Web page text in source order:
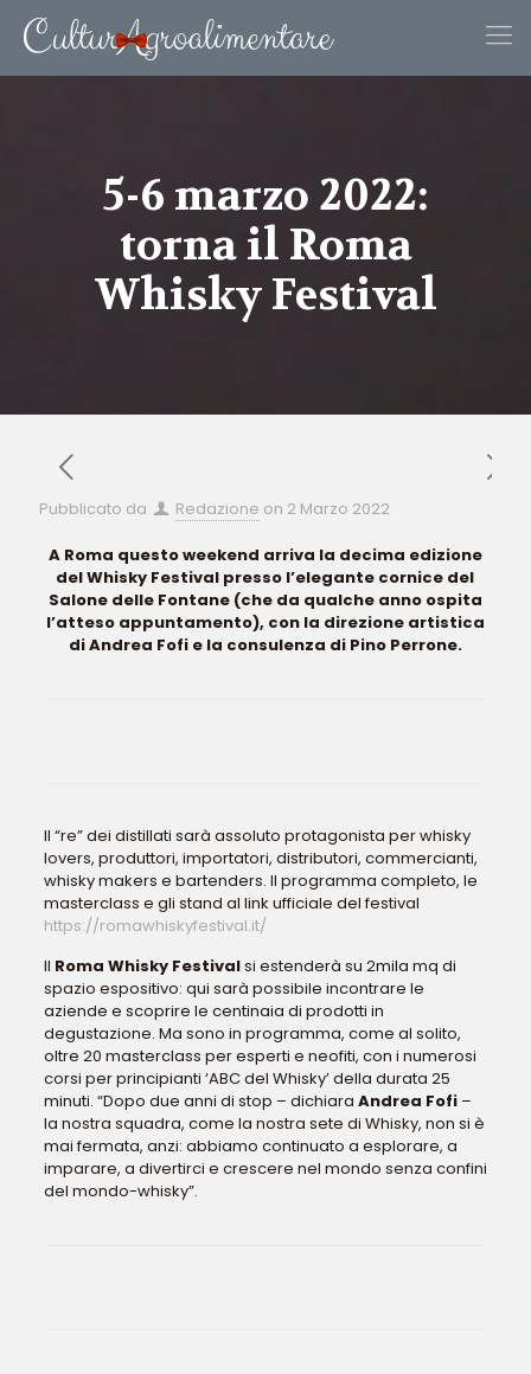
5-6 marzo 2022:
torna il Roma
Whisky Festival
Pubblicato da Redazione on 2 Marzo 2022
A Roma questo weekend arriva la decima edizione
del Whisky Festival presso l’elegante cornice del
Salone delle Fontane (che da qualche anno ospita
l’atteso appuntamento), con la direzione artistica
di Andrea Fofi e la consulenza di Pino Perrone.
Il “re” dei distillati sarà assoluto protagonista per whisky
lovers, produttori, importatori, distributori, commercianti,
whisky makers e bartenders. Il programma completo, le
masterclass e gli stand al link ufficiale del festival
https://romawhiskyfestival.it/
Il Roma Whisky Festivalsi estenderà su 2mila mq di
spazio espositivo: qui sarà possibile incontrare le
aziende e scoprire le centinaia di prodotti in
degustazione. Ma sono in programma, come al solito,
oltre 20 masterclass per esperti e neofiti, con i numerosi
corsi per principianti ‘ABC del Whisky’ della durata 25
minuti. “Dopo due anni di stop – dichiara Andrea Fofi–
la nostra squadra, come la nostra sete di Whisky, non si è
mai fermata, anzi: abbiamo continuato a esplorare, a
imparare, a divertirci e crescere nel mondo senza confini
del mondo-whisky”.